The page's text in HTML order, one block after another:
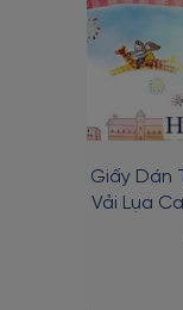
Giấy Dán
Vải Lụa